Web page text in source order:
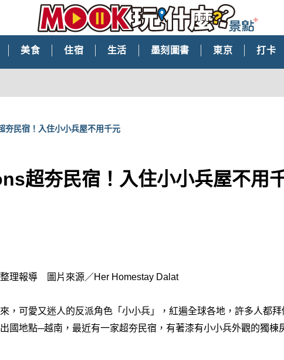
美食 住宿 生活 墨刻圖書 東京 打卡
民宿！入住小小兵屋不用千元
超夯民宿！入住小小兵屋不用
理報導 圖片來源／Her Homestay Dalat
，可愛又迷人的反派角色「小小兵」，紅遍全球各地，許多人都
國地點─越南，最近有一家超夯民宿，有著漆有小小兵外觀的獨棟